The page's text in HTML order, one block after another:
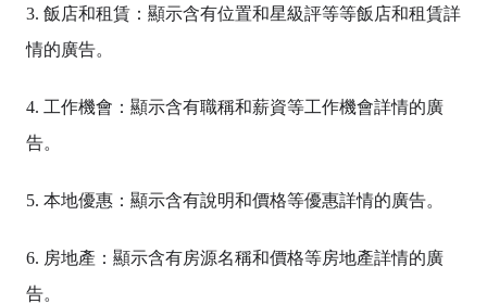
3. 飯店和租賃：顯示含有位置和星級評等等飯店和租賃詳
情的廣告。
4. 工作機會：顯示含有職稱和薪資等工作機會詳情的廣
告。
5. 本地優惠：顯示含有說明和價格等優惠詳情的廣告。
6. 房地產：顯示含有房源名稱和價格等房地產詳情的廣
告。